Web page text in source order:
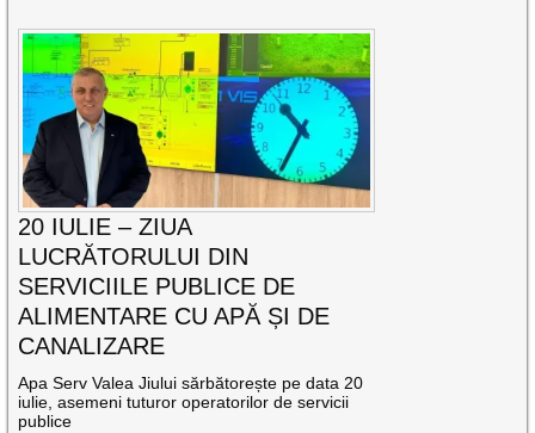
20 IULIE – ZIUA
LUCRĂTORULUI DIN
SERVICIILE PUBLICE DE
ALIMENTARE CU APĂ ȘI DE
CANALIZARE
Apa Serv Valea Jiului sărbătorește pe data 20
iulie, asemeni tuturor operatorilor de servicii
publice